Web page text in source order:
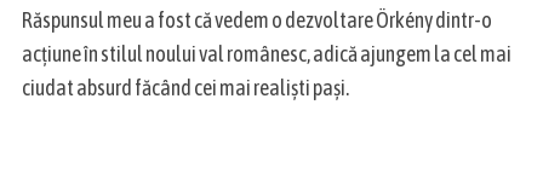
Răspunsul meu a fost că vedem o dezvoltare Örkény dintr-o
acțiune în stilul noului val românesc, adică ajungem la cel mai
ciudat absurd făcând cei mai realiști pași.